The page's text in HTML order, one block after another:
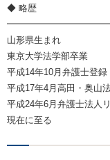
◆ 略歴
山形県生まれ
東京大学法学部卒業
平成14年10月弁護士登録
平成17年4月高田・奥山
平成24年6月弁護士法人
現在に至る